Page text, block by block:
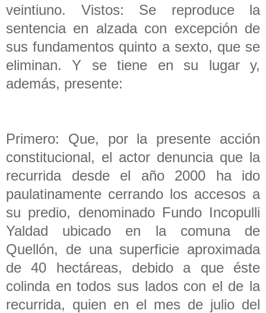
veintiuno. Vistos: Se reproduce la
sentencia en alzada con excepción de
sus fundamentos quinto a sexto, que se
eliminan. Y se tiene en su lugar y,
además, presente:
Primero: Que, por la presente acción
constitucional, el actor denuncia que la
recurrida desde el año 2000 ha ido
paulatinamente cerrando los accesos a
su predio, denominado Fundo Incopulli
Yaldad ubicado en la comuna de
Quellón, de una superficie aproximada
de 40 hectáreas, debido a que éste
colinda en todos sus lados con el de la
recurrida, quien en el mes de julio del